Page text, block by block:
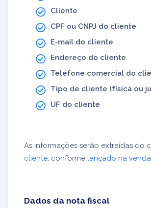
Cliente
CPF ou CNPJ do cliente
E-mail do cliente
Endereço do cliente
Telefone comercial do
Tipo de cliente (física ou
UF do cliente
As informações serão extraídas do
cliente , conforme lançado na venda
Dados da nota fiscal